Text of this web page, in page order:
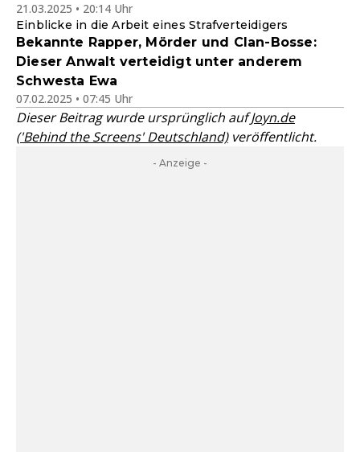
21.03.2025 • 20:14 Uhr
Einblicke in die Arbeit eines Strafverteidigers
Bekannte Rapper, Mörder und Clan-Bosse:
Dieser Anwalt verteidigt unter anderem
Schwesta Ewa
07.02.2025 • 07:45 Uhr
Dieser Beitrag wurde ursprünglich aufJoyn.de
('Behind the Screens' Deutschland)veröffentlicht.
- Anzeige -